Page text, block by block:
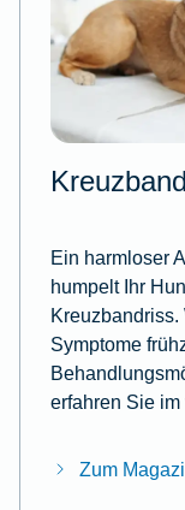
Ein harmloser
humpelt Ihr
Kreuzbandriss.
Symptome
erfahren Sie
Zum